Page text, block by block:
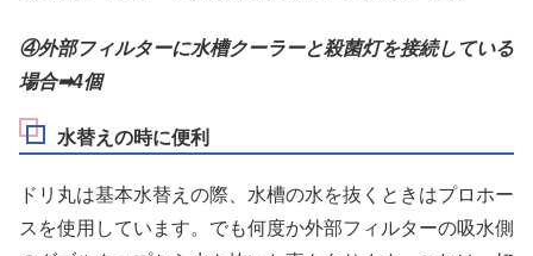
④外部フィルターに水槽クーラーと殺菌灯を接続している
場合➡4個
水替えの時に便利
ドリ丸は基本水替えの際、水槽の水を抜くときはプロホー
スを使用しています。でも何度か外部フィルターの吸水側